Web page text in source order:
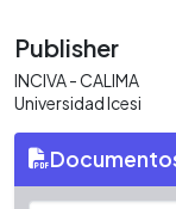
Publisher
INCIVA - CALIMA
Universidad Icesi